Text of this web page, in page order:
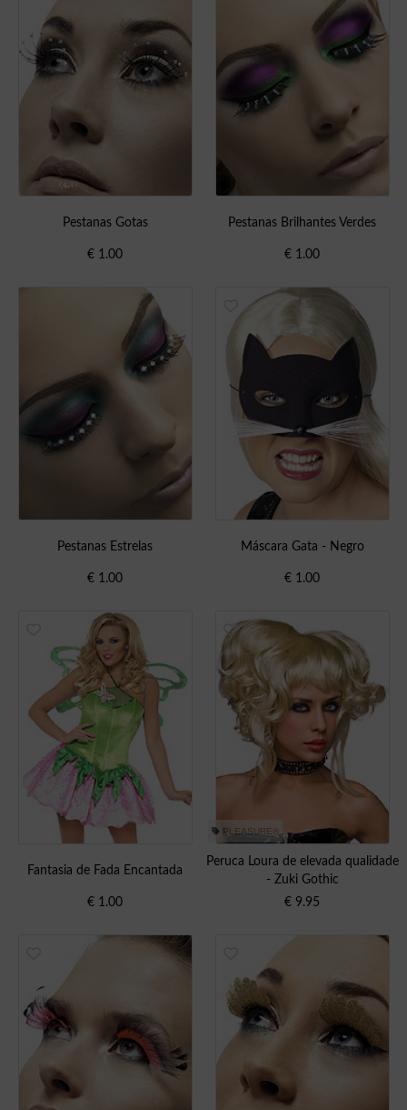
Pestanas Gotas
€ 1.00
Pestanas Brilhantes Verdes
€ 1.00
Pestanas Estrelas
€ 1.00
Máscara Gata - Negro
€ 1.00
Fantasia de Fada Encantada
€ 1.00
PLEASURE®
Peruca Loura de elevada qualidade
- Zuki Gothic
€ 9.95